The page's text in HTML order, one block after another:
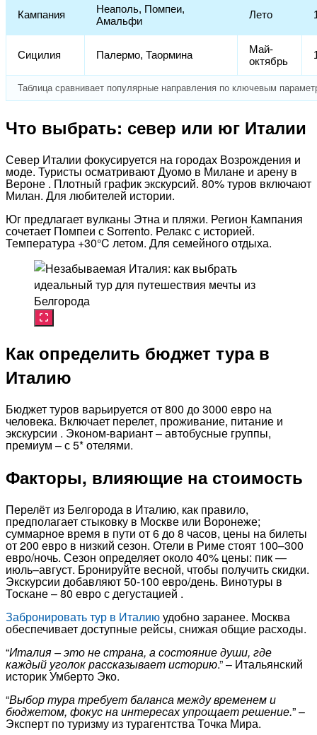
Кампания
Неаполь, Помпеи,
Амальфи
Лето
Сицилия Палермо, Таормина
Май-
октябрь
Таблица сравнивает популярные направления по ключевым
Что выбрать: север или юг Италии
Север Италии фокусируется на городах Возрождения и
моде. Туристы осматривают Дуомо в Милане и арену в
Вероне . Плотный график экскурсий. 80% туров включают
Милан. Для любителей истории.
Юг предлагает вулканы Этна и пляжи. Регион Кампания
сочетает Помпеи с Sorrento. Релакс с историей.
Температура +30°C летом. Для семейного отдыха.​
Как определить бюджет тура в
Италию
Бюджет туров варьируется от 800 до 3000 евро на
человека. Включает перелет, проживание, питание и
экскурсии . Эконом-вариант – автобусные группы,
премиум – с 5* отелями.
Факторы, влияющие на стоимость
Перелёт из Белгорода в Италию, как правило,
предполагает стыковку в Москве или Воронеже;
суммарное время в пути от 6 до 8 часов, цены на билеты
от 200 евро в низкий сезон. Отели в Риме стоят 100–300
евро/ночь. Сезон определяет около 40% цены: пик —
июль–август. Бронируйте весной, чтобы получить скидки.
Экскурсии добавляют 50-100 евро/день. Винотуры в
Тоскане – 80 евро с дегустацией .
Забронировать тур в Италиюудобно заранее. Москва
обеспечивает доступные рейсы, снижая общие расходы.​
“Италия – это не страна, а состояние души, где
каждый уголок рассказывает историю.” – Итальянский
историк Умберто Эко.
“Выбор тура требует баланса между временем и
бюджетом, фокус на интересах упрощает решение.” –
Эксперт по туризму из турагентства Точка Мира.​